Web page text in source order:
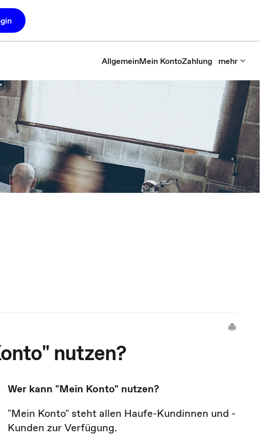
AllgemeinMein KontoZahlung mehr
nutzen?
Wer kann "Mein Konto" nutzen?
"Mein Konto" steht allen Haufe-Kundinnen und -
Kunden zur Verfügung.